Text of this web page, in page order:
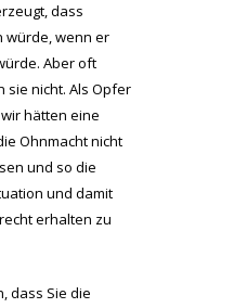
dass
würde, wenn er
Aber oft
sie nicht. Als Opfer
hätten eine
Ohnmacht nicht
und so die
und damit
erhalten zu
dass Sie die